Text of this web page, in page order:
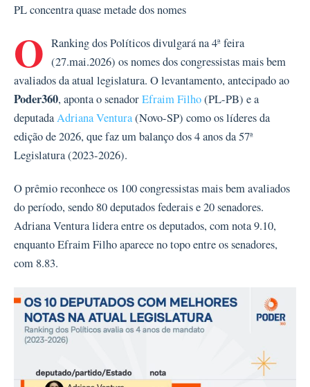
PL concentra quase metade dos nomes
O Ranking dos Políticos divulgará na 4ª feira
(27.mai.2026) os nomes dos congressistas mais bem
avaliados da atual legislatura. O levantamento, antecipado ao
Poder360, aponta o senadorEfraim Filho(PL-PB) e a
deputadaAdriana Ventura(Novo-SP) como os líderes da
edição de 2026, que faz um balanço dos 4 anos da 57ª
Legislatura (2023-2026).
O prêmio reconhece os 100 congressistas mais bem avaliados
do período, sendo 80 deputados federais e 20 senadores.
Adriana Ventura lidera entre os deputados, com nota 9.10,
enquanto Efraim Filho aparece no topo entre os senadores,
com 8.83.